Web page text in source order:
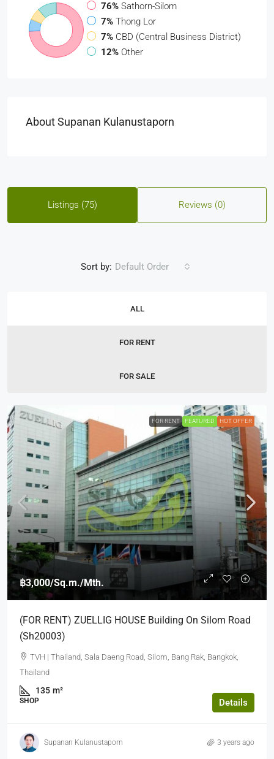
76% Sathorn-Silom
7% Thong Lor
7% CBD (Central Business District)
12% Other
About Supanan Kulanustaporn
Listings (75) Reviews (0)
ALL
FOR RENT
FOR SALE
Sort by: Default Order
FOR RENT FEATURED HOT OFFER
฿3,000/Sq.m./Mth.
(FOR RENT) ZUELLIG HOUSE Building On Silom Road
(Sh20003)
TVH | Thailand, Sala Daeng Road, Silom, Bang Rak, Bangkok,
Thailand
135 m²
SHOP Details
Supanan Kulanustaporn 3 years ago